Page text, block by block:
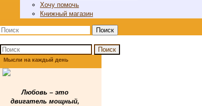
Хочу помочь
Книжный магазин
Поиск
Поиск
Мысли на каждый день
Любовь – это
двигатель мощный,